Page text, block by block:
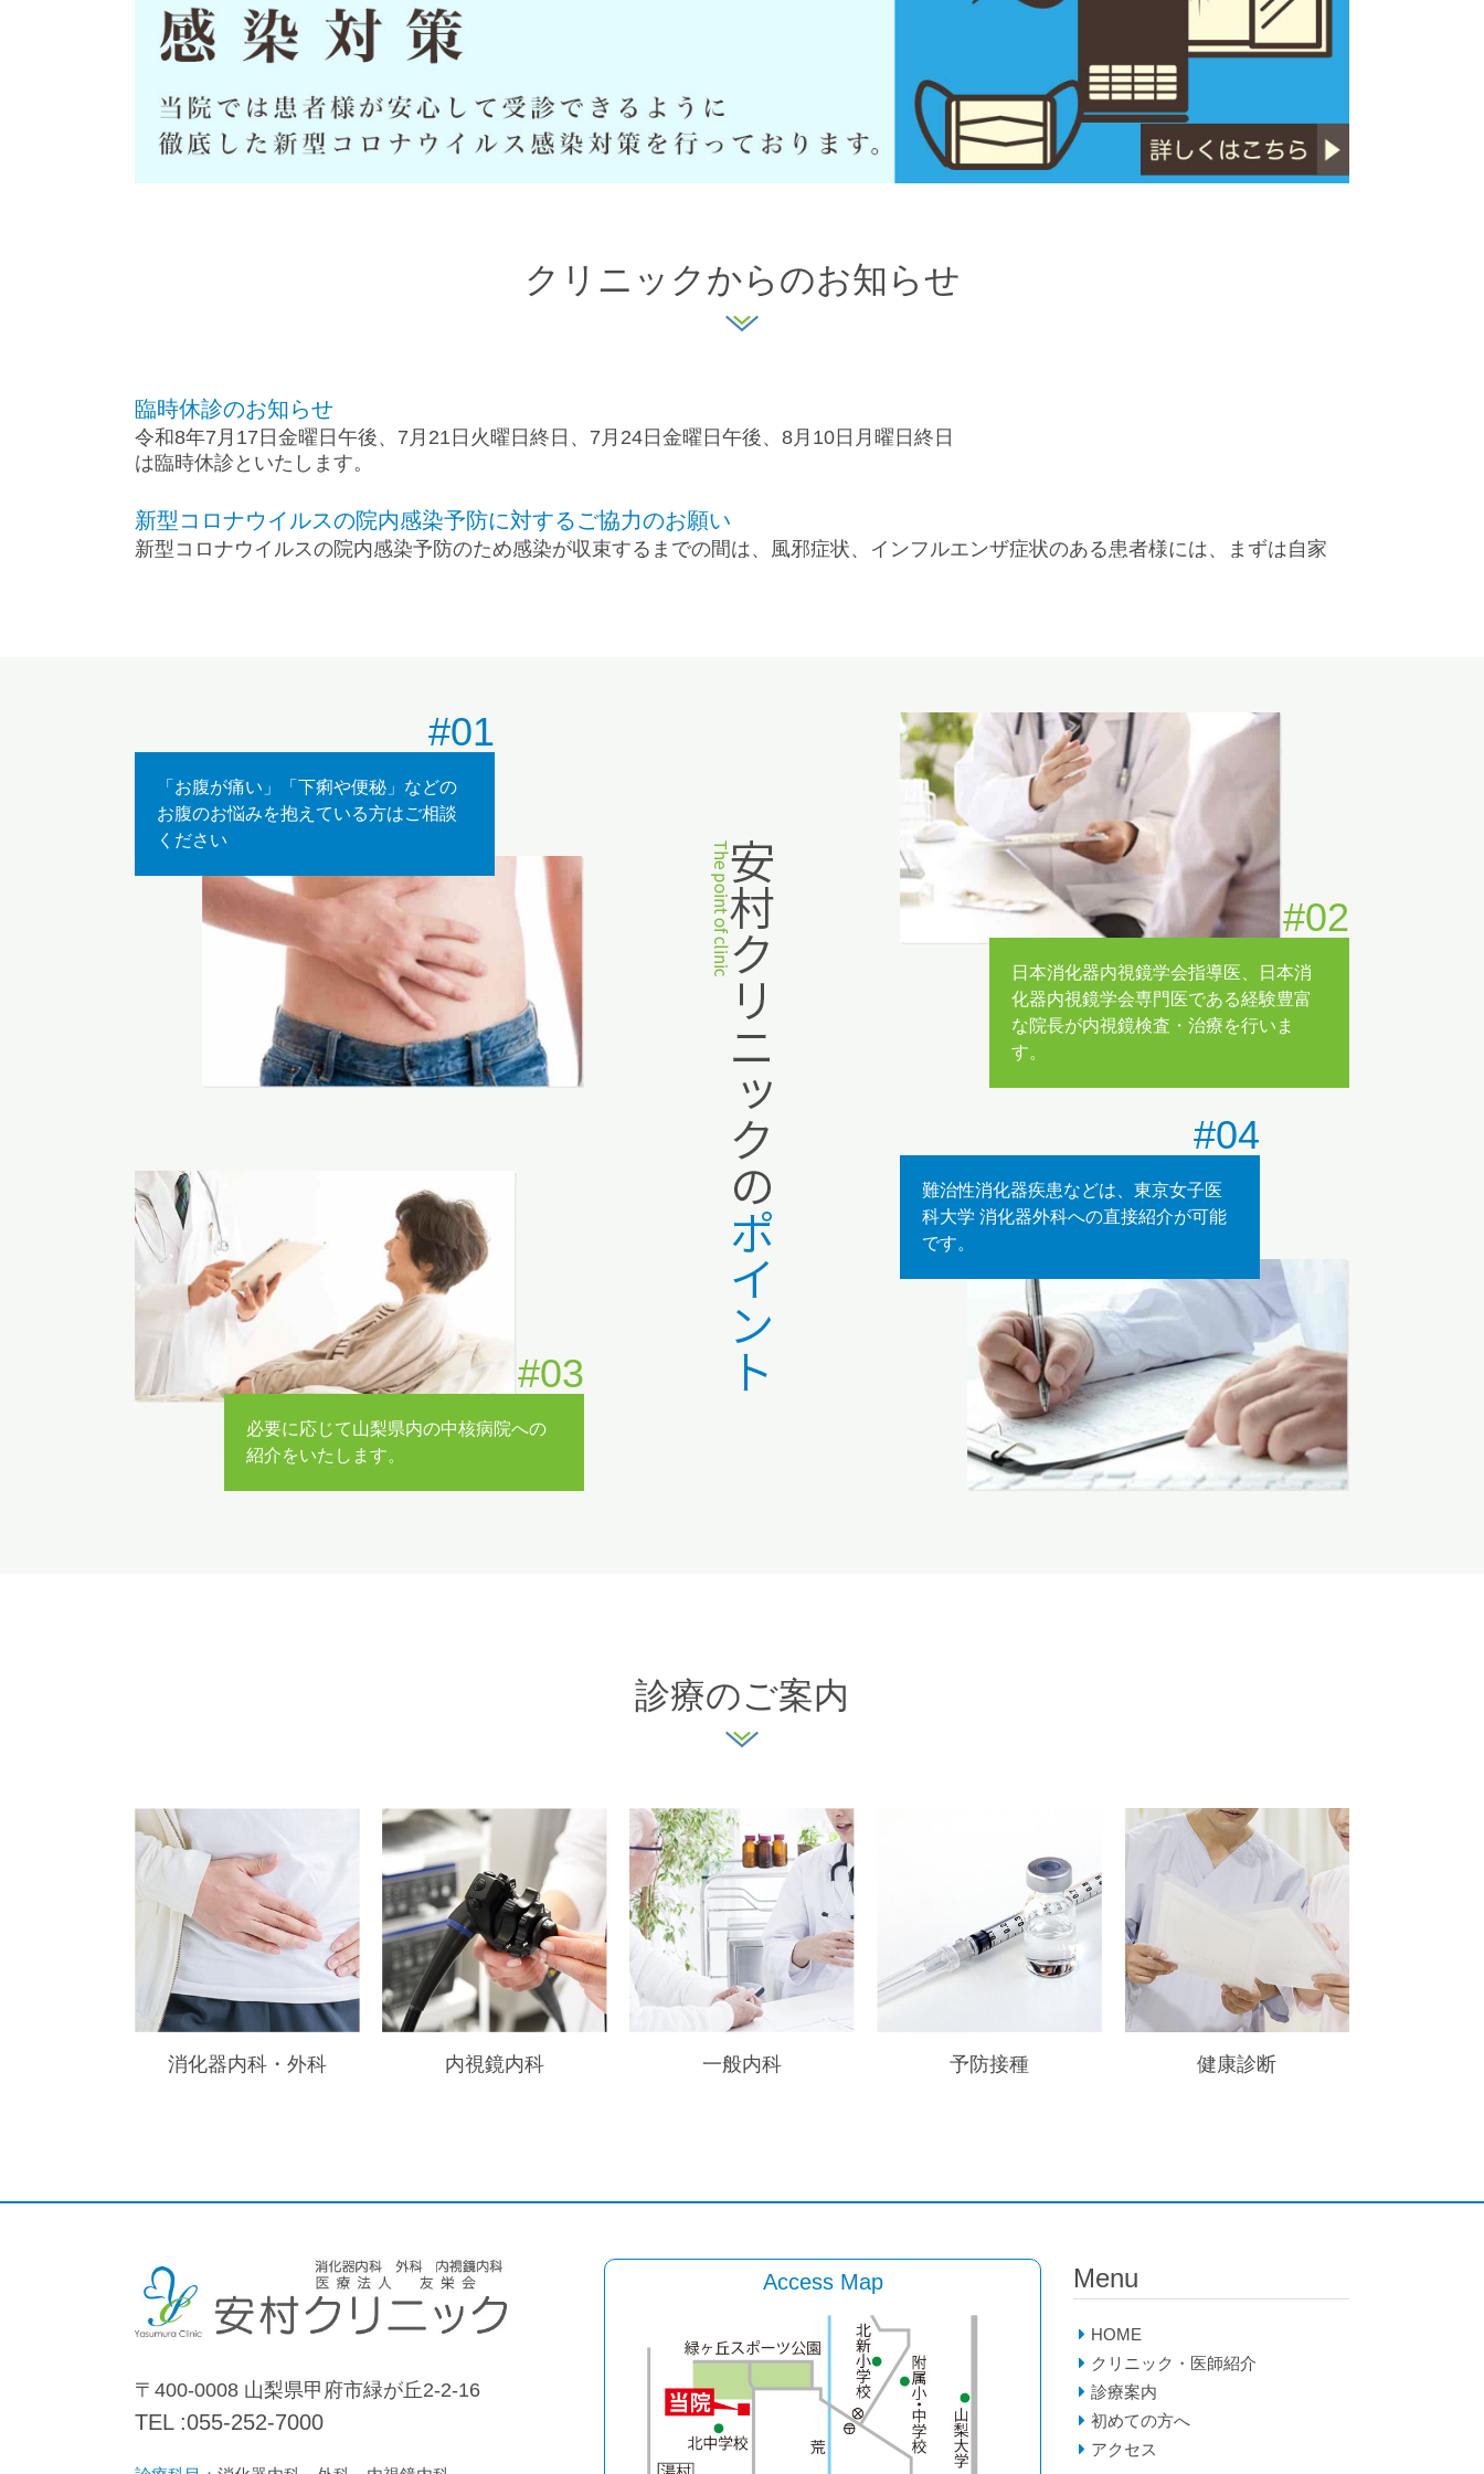
クリニックからのお知らせ
臨時休診のお知らせ
令和8年7月17日金曜日午後、7月21日火曜日終日、7月24日金曜日午後、8月10日月曜日終日
は臨時休診といたします。
新型コロナウイルスの院内感染予防に対するご協力のお願い
新型コロナウイルスの院内感染予防のため感染が収束するまでの間は、風邪症状、インフルエンザ症状のある患者様には、まずは自家
胃バリウム検査で異常を指摘された方への胃内視鏡検査(鼻から可能、静脈麻酔対応),便潜血反応が陽性であった方への大腸鏡検査(静脈
風疹ワクチンのお知らせ。
風疹ワクチン摂取ご希望の方は、電話で予約を取って下さい。 安村クリニックのポイント
#01
「お腹が痛い」「下痢や便秘」などの
お腹のお悩みを抱えている方はご相談
ください
#02
日本消化器内視鏡学会指導医、日本消
化器内視鏡学会専門医である経験豊富
な院長が内視鏡検査・治療を行いま
す。
#03
必要に応じて山梨県内の中核病院への
紹介をいたします。
#04
難治性消化器疾患などは、東京女子医
科大学 消化器外科への直接紹介が可能
です。
診療のご案内
消化器内科・外科 内視鏡内科 一般内科 予防接種 健康診断
〒400-0008 山梨県甲府市緑が丘2-2-16
TEL :055-252-7000
Access Map Menu
HOME
クリニック・医師紹介
診療案内
初めての方へ
アクセス